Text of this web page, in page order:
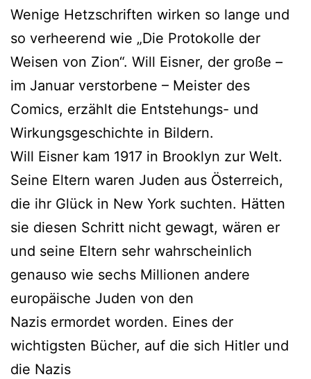
Wenige Hetzschriften wirken so lange und
so verheerend wie „Die Protokolle der
Weisen von Zion“. Will Eisner, der große –
im Januar verstorbene – Meister des
Comics, erzählt die Entstehungs- und
Wirkungsgeschichte in Bildern.
Will Eisner kam 1917 in Brooklyn zur Welt.
Seine Eltern waren Juden aus Österreich,
die ihr Glück in New York suchten. Hätten
sie diesen Schritt nicht gewagt, wären er
und seine Eltern sehr wahrscheinlich
genauso wie sechs Millionen andere
europäische Juden von den
Nazis ermordet worden. Eines der
wichtigsten Bücher, auf die sich Hitler und
die Nazis